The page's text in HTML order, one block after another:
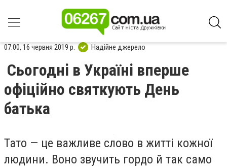
07:00, 16 червня 2019 р. Надійне джерело
Сьогодні в Україні вперше
офіційно святкують День
батька
Тато — це важливе слово в житті кожної
людини. Воно звучить гордо й так само